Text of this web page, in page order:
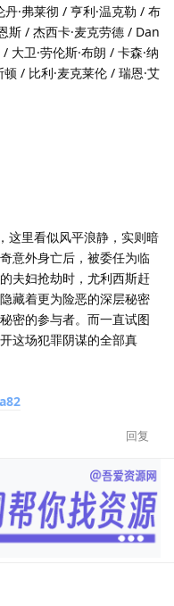
·弗莱彻 / 亨利·温克勒 / 布
斯 / 杰西卡·麦克劳德 / Dan
卫·劳伦斯·布朗 / 卡森·纳
/ 比利·麦克莱伦 / 瑞恩·艾
这里看似风平浪静，实则暗
意外身亡后，被委任为临
夫妇抢劫时，尤利西斯赶
藏着更为险恶的深层秘密
密的参与者。而一直试图
这场犯罪阴谋的全部真
回复